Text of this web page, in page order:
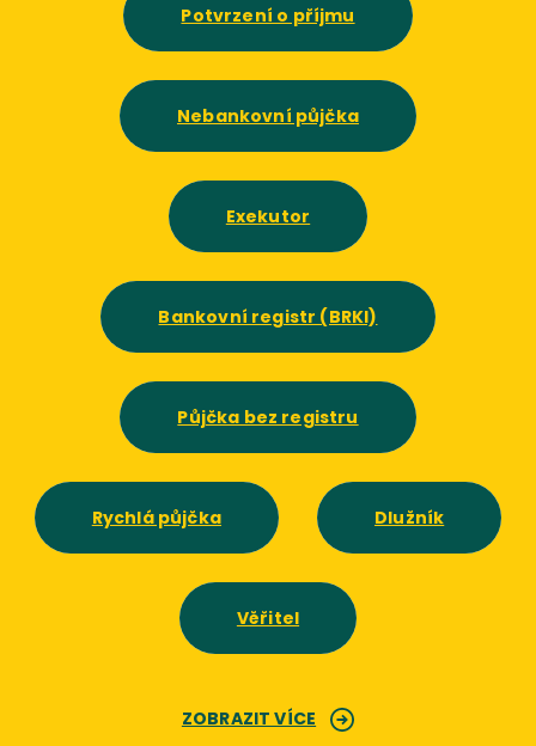
Potvrzení o příjmu
Nebankovní půjčka
Exekutor
Bankovní registr (BRKI)
Půjčka bez registru
Rychlá půjčka Dlužník
Věřitel
ZOBRAZIT VÍCE